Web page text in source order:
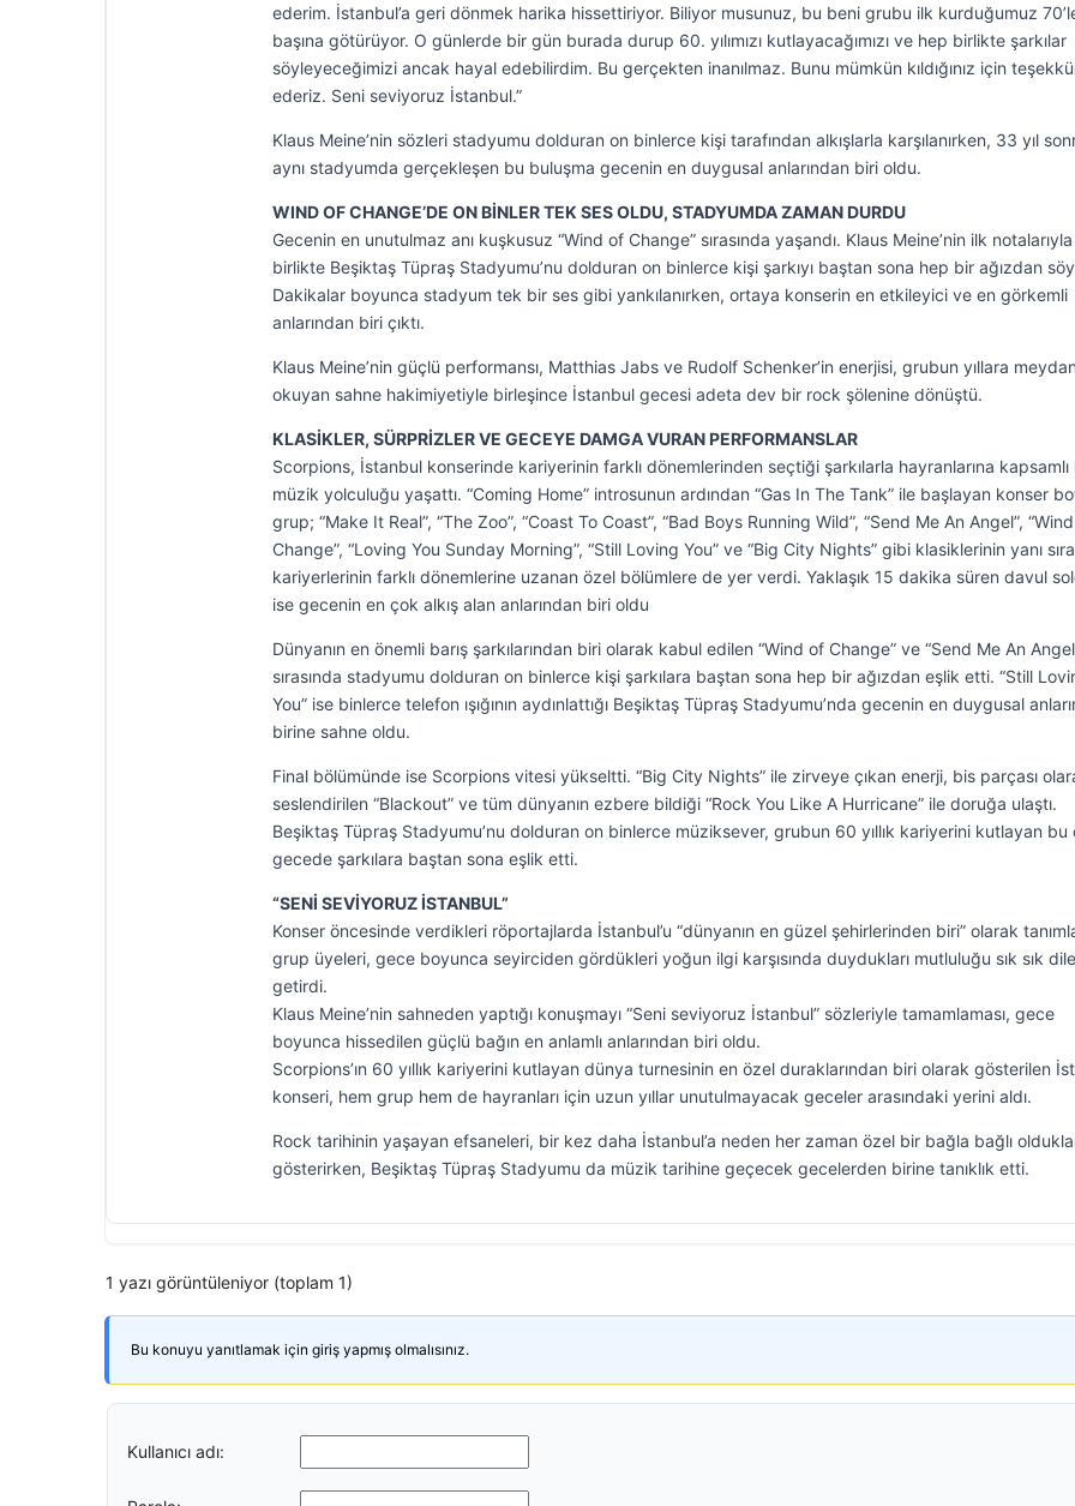
ederim. İstanbul’a geri dönmek harika hissettiriyor. Biliyor musunuz, bu beni grubu ilk kurduğumuz
başına götürüyor. O günlerde bir gün burada durup 60. yılımızı kutlayacağımızı ve hep birlikte şarkılar
söyleyeceğimizi ancak hayal edebilirdim. Bu gerçekten inanılmaz. Bunu mümkün kıldığınız için
ederiz. Seni seviyoruz İstanbul.”
Klaus Meine’nin sözleri stadyumu dolduran on binlerce kişi tarafından alkışlarla karşılanırken, 33 yıl
aynı stadyumda gerçekleşen bu buluşma gecenin en duygusal anlarından biri oldu.
WIND OF CHANGE’DE ON BİNLER TEK SES OLDU, STADYUMDA ZAMAN DURDU
Gecenin en unutulmaz anı kuşkusuz “Wind of Change” sırasında yaşandı. Klaus Meine’nin ilk notalarıyla
birlikte Beşiktaş Tüpraş Stadyumu’nu dolduran on binlerce kişi şarkıyı baştan sona hep bir ağızdan
Dakikalar boyunca stadyum tek bir ses gibi yankılanırken, ortaya konserin en etkileyici ve en görkemli
anlarından biri çıktı.
Klaus Meine’nin güçlü performansı, Matthias Jabs ve Rudolf Schenker’in enerjisi, grubun yıllara meydan
okuyan sahne hakimiyetiyle birleşince İstanbul gecesi adeta dev bir rock şölenine dönüştü.
KLASİKLER, SÜRPRİZLER VE GECEYE DAMGA VURAN PERFORMANSLAR
Scorpions, İstanbul konserinde kariyerinin farklı dönemlerinden seçtiği şarkılarla hayranlarına kapsamlı
müzik yolculuğu yaşattı. “Coming Home” introsunun ardından “Gas In The Tank” ile başlayan konser
grup; “Make It Real”, “The Zoo”, “Coast To Coast”, “Bad Boys Running Wild”, “Send Me An Angel”,
Change”, “Loving You Sunday Morning”, “Still Loving You” ve “Big City Nights” gibi klasiklerinin yanı sıra
kariyerlerinin farklı dönemlerine uzanan özel bölümlere de yer verdi. Yaklaşık 15 dakika süren davul
ise gecenin en çok alkış alan anlarından biri oldu
Dünyanın en önemli barış şarkılarından biri olarak kabul edilen “Wind of Change” ve “Send Me An
sırasında stadyumu dolduran on binlerce kişi şarkılara baştan sona hep bir ağızdan eşlik etti. “Still
You” ise binlerce telefon ışığının aydınlattığı Beşiktaş Tüpraş Stadyumu’nda gecenin en duygusal
birine sahne oldu.
Final bölümünde ise Scorpions vitesi yükseltti. “Big City Nights” ile zirveye çıkan enerji, bis parçası
seslendirilen “Blackout” ve tüm dünyanın ezbere bildiği “Rock You Like A Hurricane” ile doruğa ulaştı.
Beşiktaş Tüpraş Stadyumu’nu dolduran on binlerce müziksever, grubun 60 yıllık kariyerini kutlayan bu
gecede şarkılara baştan sona eşlik etti.
“SENİ SEVİYORUZ İSTANBUL”
Konser öncesinde verdikleri röportajlarda İstanbul’u “dünyanın en güzel şehirlerinden biri” olarak
grup üyeleri, gece boyunca seyirciden gördükleri yoğun ilgi karşısında duydukları mutluluğu sık sık dile
getirdi.
Klaus Meine’nin sahneden yaptığı konuşmayı “Seni seviyoruz İstanbul” sözleriyle tamamlaması, gece
boyunca hissedilen güçlü bağın en anlamlı anlarından biri oldu.
Scorpions’ın 60 yıllık kariyerini kutlayan dünya turnesinin en özel duraklarından biri olarak gösterilen
konseri, hem grup hem de hayranları için uzun yıllar unutulmayacak geceler arasındaki yerini aldı.
Rock tarihinin yaşayan efsaneleri, bir kez daha İstanbul’a neden her zaman özel bir bağla bağlı
gösterirken, Beşiktaş Tüpraş Stadyumu da müzik tarihine geçecek gecelerden birine tanıklık etti.
1 yazı görüntüleniyor (toplam 1)
Bu konuyu yanıtlamak için giriş yapmış olmalısınız.
Kullanıcı adı: